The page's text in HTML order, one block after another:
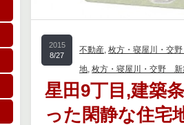
2015
8/27
不動産, 枚方・寝屋川・交
地, 枚方・寝屋川・交野 新
星田9丁目,建築
った閑静な住宅